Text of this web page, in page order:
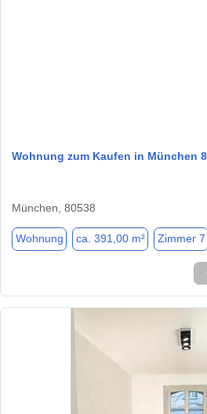
Wohnung zum Kaufen in München
München, 80538
Wohnung ca. 391,00 m² Zimmer 7